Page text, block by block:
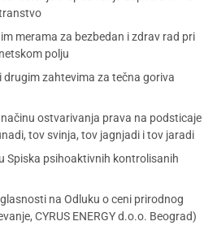
merama za bezbedan i zdrav rad pri
polju
drugim zahtevima za tečna goriva
ostvarivanja prava na podsticaje
tov svinja, tov jagnjadi i tov jaradi
Spiska psihoaktivnih kontrolisanih
na Odluku o ceni prirodnog
CYRUS ENERGY d.o.o. Beograd)